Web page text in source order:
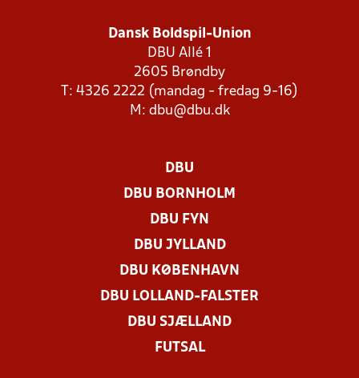
Dansk Boldspil-Union
DBU Allé 1
2605 Brøndby
T: 4326 2222 (mandag - fredag 9-16)
M: dbu@dbu.dk
DBU
DBU BORNHOLM
DBU FYN
DBU JYLLAND
DBU KØBENHAVN
DBU LOLLAND-FALSTER
DBU SJÆLLAND
FUTSAL